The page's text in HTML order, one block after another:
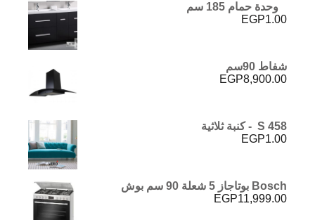
وحدة حمام 185 سم
EGP1.00
شفاط 90سم
EGP8,900.00
S 458 - كنبة ثلاثية
EGP1.00
Bosch بوتاجاز 5 شعلة 90 سم بوش
EGP11,999.00